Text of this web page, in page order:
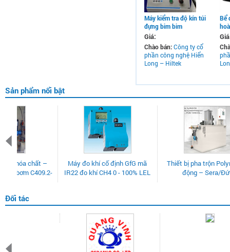
Máy kiểm tra độ kín túi
đựng bim bim
Giá:
Chào bán:Công ty cổ
phần công nghệ Hiển
Long – Hiltek
Bể
Sản phẩm nổi bật
Bồn nhựa PE, HDPE Tema
Pakco/ CENA1K0E/
CENA1K5E/ CENA2K0E
PA-
kiểm soát
bị pha trộn Polymer tự
động – Sera/Đức
Đối tác